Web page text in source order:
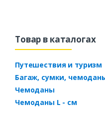
Товар в каталогах
Путешествия и туризм
Багаж, сумки,
Чемоданы
Чемоданы L - см